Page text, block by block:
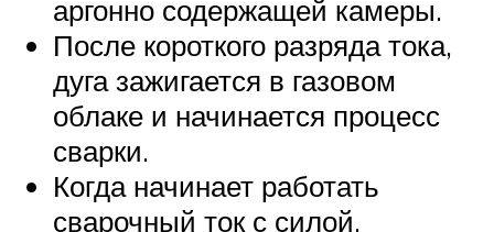
аргонно содержащей камеры.
После короткого разряда тока,
дуга зажигается в газовом
облаке и начинается процесс
сварки.
Когда начинает работать
сварочный ток с силой,